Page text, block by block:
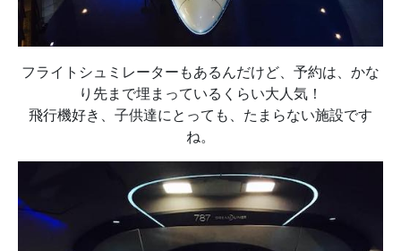
フライトシュミレーターもあるんだけど、予約は、かな
り先まで埋まっているくらい大人気！
飛行機好き、子供達にとっても、たまらない施設です
ね。